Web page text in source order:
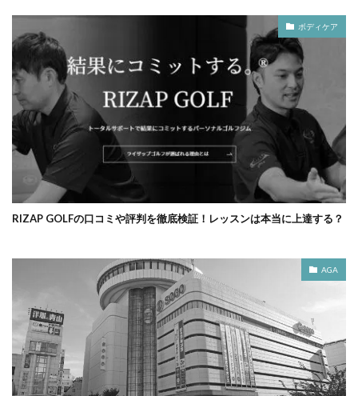
ボディケア
RIZAP GOLFの口コミや評判を徹底検証！レッスンは本当に上達する？
AGA